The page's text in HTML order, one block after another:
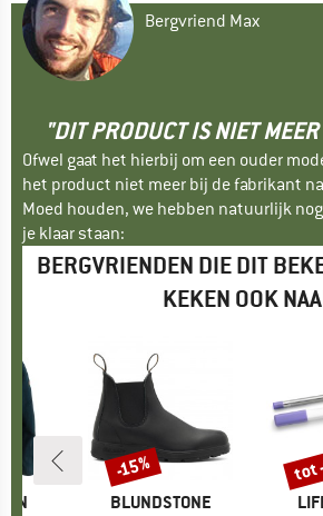
Bergvriend Max
"DIT PRODUCT IS NIET
Ofwel gaat het hierbij om een ouder
het product niet meer bij de fabrikant
Moed houden, we hebben natuurlijk
je klaar staan:
BERGVRIENDEN DIE DIT
KEKEN OOK
MERK
BLUNDSTONE
Korting
-15% tot